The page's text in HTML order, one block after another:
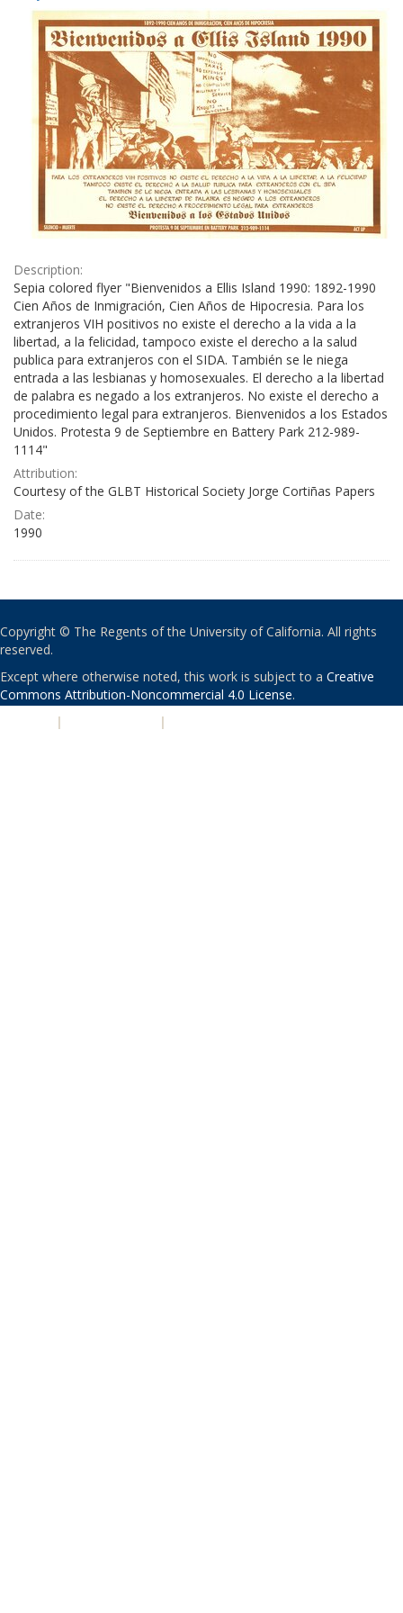
per
page
Description:
Sepia colored flyer "Bienvenidos a Ellis Island 1990: 1892-1990
Cien Años de Inmigración, Cien Años de Hipocresia. Para los
extranjeros VIH positivos no existe el derecho a la vida a la
libertad, a la felicidad, tampoco existe el derecho a la salud
publica para extranjeros con el SIDA. También se le niega
entrada a las lesbianas y homosexuales. El derecho a la libertad
de palabra es negado a los extranjeros. No existe el derecho a
procedimiento legal para extranjeros. Bienvenidos a los Estados
Unidos. Protesta 9 de Septiembre en Battery Park 212-989-
1114"
Attribution:
Courtesy of the GLBT Historical Society Jorge Cortiñas Papers
Date:
1990
Copyright © The Regents of the University of California. All rights
reserved.
Except where otherwise noted, this work is subject to a Creative
Commons Attribution-Noncommercial 4.0 License.
| |